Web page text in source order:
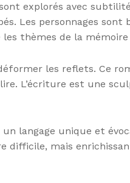
explorés avec
Les personnages
thèmes de la
les reflets. Ce
L’écriture est une
langage unique et
difficile, mais